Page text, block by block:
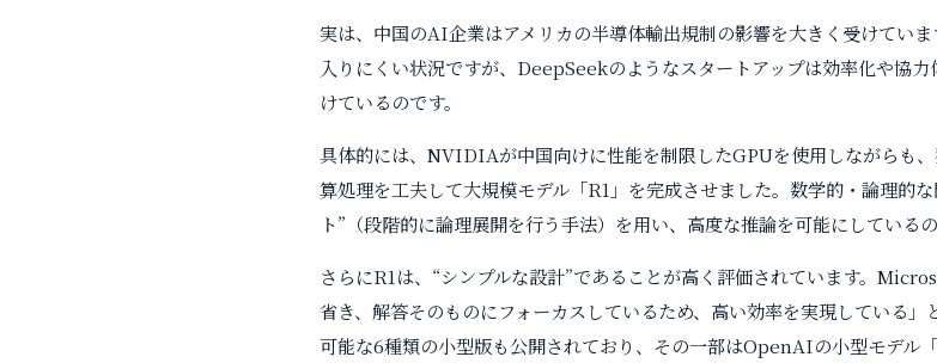
実は、中国のAI企業はアメリカの半導体輸出規制の影響を大きく受けてい
入りにくい状況ですが、DeepSeekのようなスタートアップは効率化や協
けているのです。
具体的には、NVIDIAが中国向けに性能を制限したGPUを使用しながらも
算処理を工夫して大規模モデル「R1」を完成させました。数学的・論理的
ト”（段階的に論理展開を行う手法）を用い、高度な推論を可能にしているの
さらにR1は、“シンプルな設計”であることが高く評価されています。
省き、解答そのものにフォーカスしているため、高い効率を実現している
可能な6種類の小型版も公開されており、その一部はOpenAIの小型モデル